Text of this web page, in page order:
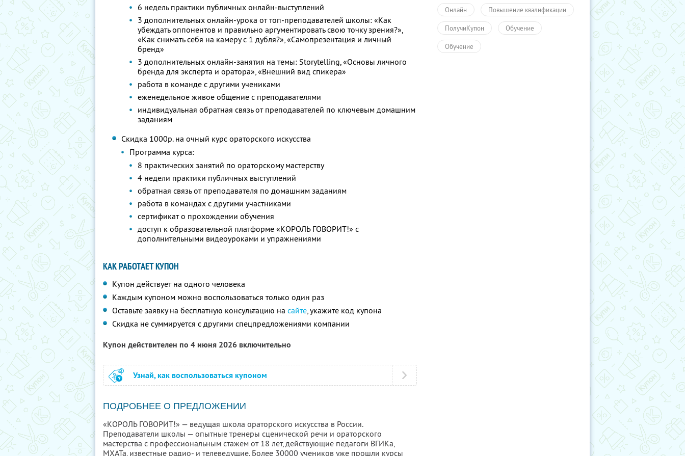
6 недель практики публичных онлайн-выступлений
3 дополнительных онлайн-урока от топ-преподавателей школы: «Как
убеждать оппонентов и правильно аргументировать свою точку зрения?»,
«Как снимать себя на камеру с 1 дубля?», «Самопрезентация и личный
бренд»
3 дополнительных онлайн-занятия на темы: Storytelling, «Основы личного
бренда для эксперта и оратора», «Внешний вид спикера»
работа в команде с другими учениками
еженедельное живое общение с преподавателями
индивидуальная обратная связь от преподавателей по ключевым домашним
заданиям
Скидка 1000р. на очный курс ораторского искусства
Программа курса:
8 практических занятий по ораторскому мастерству
4 недели практики публичных выступлений
обратная связь от преподавателя по домашним заданиям
работа в командах с другими участниками
сертификат о прохождении обучения
доступ к образовательной платформе «КОРОЛЬ ГОВОРИТ!» с
дополнительными видеоуроками и упражнениями
КАК РАБОТАЕТ КУПОН
Купон действует на одного человека
Каждым купоном можно воспользоваться только один раз
Оставьте заявку на бесплатную консультацию на сайте, укажите код купона
Скидка не суммируется с другими спецпредложениями компании
Купон действителен по 4 июня 2026 включительно
Узнай, как воспользоваться купоном
ПОДРОБНЕЕ О ПРЕДЛОЖЕНИИ
«КОРОЛЬ ГОВОРИТ!» — ведущая школа ораторского искусства в России.
Преподаватели школы — опытные тренеры сценической речи и ораторского
мастерства с профессиональным стажем от 18 лет, действующие педагоги ВГИКа,
МХАТа, известные радио- и телеведущие. Более 30000 учеников уже прошли курсы
Онлайн Повышение квалификации
ПолучиКупон Обучение
Обучение